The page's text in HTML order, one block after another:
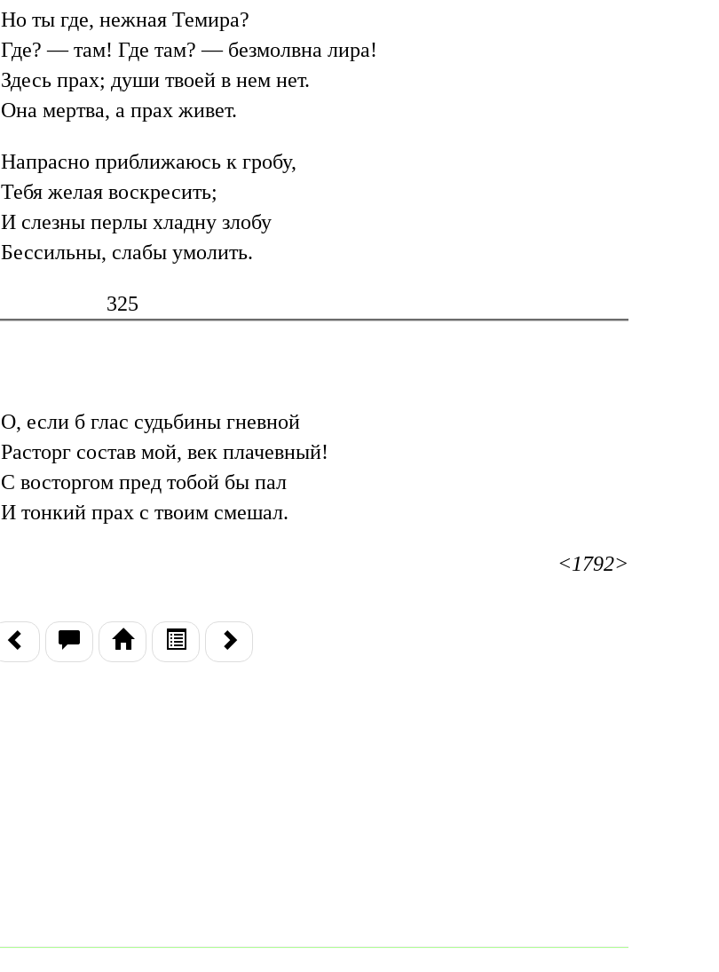
Но ты где, нежная Темира?
Где? — там! Где там? — безмолвна лира!
Здесь прах; души твоей в нем нет.
Она мертва, а прах живет.
Напрасно приближаюсь к гробу,
Тебя желая воскресить;
И слезны перлы хладну злобу
Бессильны, слабы умолить.
325
О, если б глас судьбины гневной
Расторг состав мой, век плачевный!
С восторгом пред тобой бы пал
И тонкий прах с твоим смешал.
<1792>